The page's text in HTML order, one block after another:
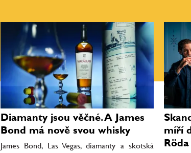
Diamanty jsou věčné. A James
Bond má nově svou whisky
James Bond, Las Vegas, diamanty a skotská
míří